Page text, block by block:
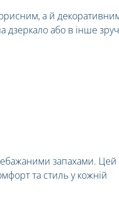
а й
дзеркало або в інше
запахами. Цей
та стиль у кожній